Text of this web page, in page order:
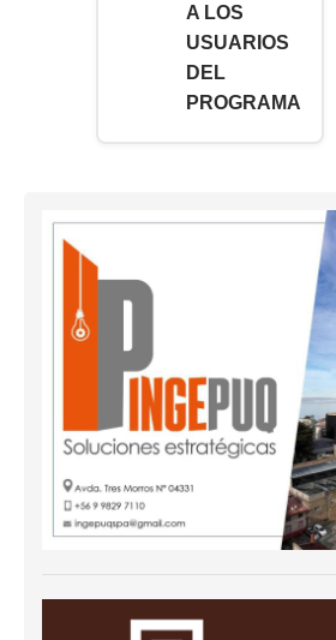
A LOS
USUARIOS
DEL
PROGRAMA